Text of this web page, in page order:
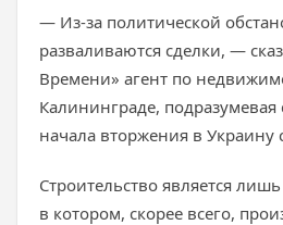
— Из-за политической
разваливаются сделки, —
Времени» агент по
Калининграде,
начала вторжения в Украину
Строительство является
в котором, скорее всего,